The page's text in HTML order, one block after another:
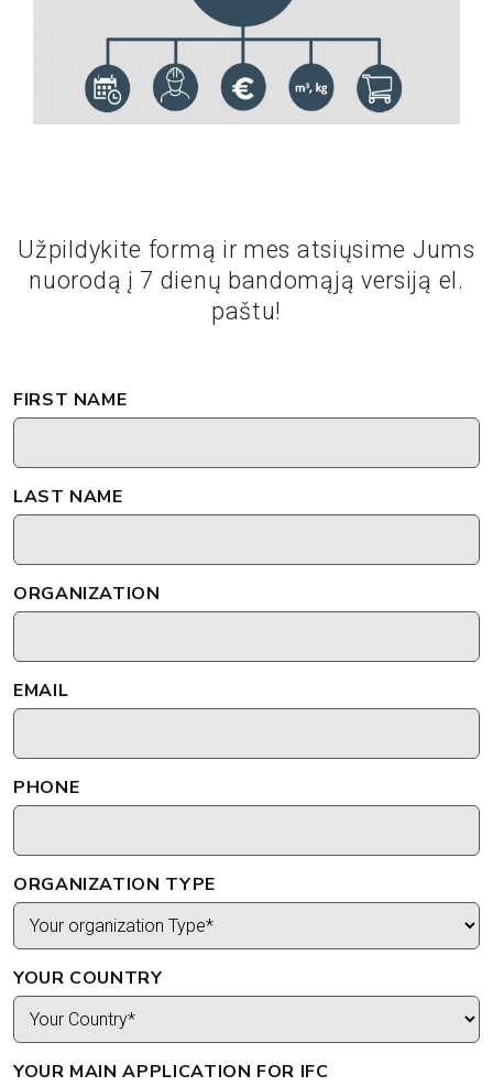
Užpildykite formą ir mes atsiųsime Jums
nuorodą į 7 dienų bandomąją versiją el.
paštu!
FIRST NAME
LAST NAME
ORGANIZATION
EMAIL
PHONE
ORGANIZATION TYPE
YOUR COUNTRY
YOUR MAIN APPLICATION FOR IFC